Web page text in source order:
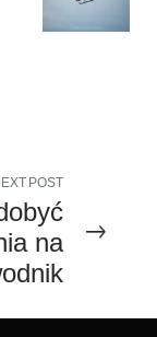
POST
na